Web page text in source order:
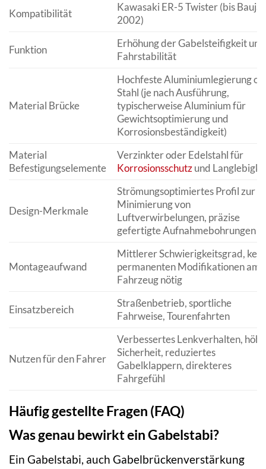
Kompatibilität
Kawasaki ER-5 Twister (bis
2002)
Funktion
Erhöhung der Gabelsteifigkeit und
Fahrstabilität
Material Brücke
Hochfeste Aluminiumlegierung
Stahl (je nach Ausführung,
typischerweise Aluminium für
Gewichtsoptimierung und
Korrosionsbeständigkeit)
Material
Befestigungselemente
Verzinkter oder Edelstahl für
Korrosionsschutzund
Design-Merkmale
Strömungsoptimiertes Profil zur
Minimierung von
Luftverwirbelungen, präzise
gefertigte Aufnahmebohrungen
Montageaufwand
Mittlerer Schwierigkeitsgrad,
permanenten Modifikationen am
Fahrzeug nötig
Einsatzbereich
Straßenbetrieb, sportliche
Fahrweise, Tourenfahrten
Nutzen für den Fahrer
Verbessertes Lenkverhalten,
Sicherheit, reduziertes
Gabelklappern, direkteres
Fahrgefühl
Häufig gestellte Fragen (FAQ)
Was genau bewirkt ein Gabelstabi?
Ein Gabelstabi, auch Gabelbrückenverstärkung